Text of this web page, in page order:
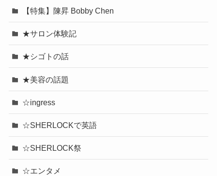
【特集】陳昇 Bobby Chen
★サロン体験記
★シゴトの話
★美容の話題
☆ingress
☆SHERLOCKで英語
☆SHERLOCK祭
☆エンタメ